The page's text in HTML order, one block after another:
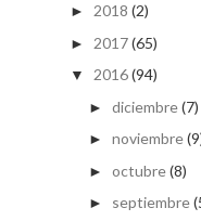
► 2018 (2)
► 2017(65)
▼ 2016(94)
► diciembre(7)
► noviembre
► octubre(8)
► septiembre